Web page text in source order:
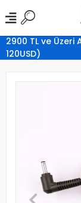
2900 TL ve Üzeri
120USD)